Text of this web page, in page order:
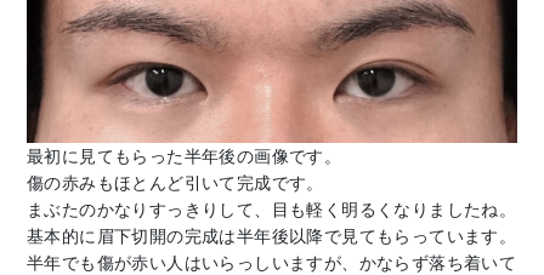
最初に見てもらった半年後の画像です。
傷の赤みもほとんど引いて完成です。
まぶたのかなりすっきりして、目も軽く明るくなりましたね。
基本的に眉下切開の完成は半年後以降で見てもらっています。
半年でも傷が赤い人はいらっしいますが、かならず落ち着いて